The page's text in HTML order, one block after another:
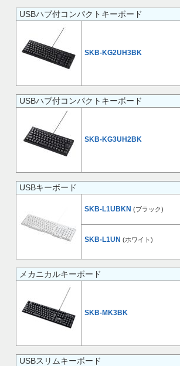
USBハブ付コンパクトキーボード
SKB-KG2UH3BK
USBハブ付コンパクトキーボード
SKB-KG3UH2BK
USBキーボード
SKB-L1UBKN (ブラック)
SKB-L1UN (ホワイト)
メカニカルキーボード
SKB-MK3BK
USBスリムキーボード